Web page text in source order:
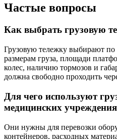
Частые вопросы
Как выбрать грузовую
Грузовую тележку выбирают по
размерам груза, площади
колес, наличию тормозов и
должна свободно проходить
Для чего используют
медицинских
Они нужны для перевозки
контейнеров, расходных